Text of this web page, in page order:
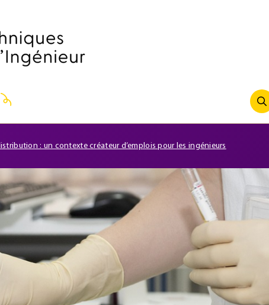
: un contexte créateur d’emplois pour les ingénieurs